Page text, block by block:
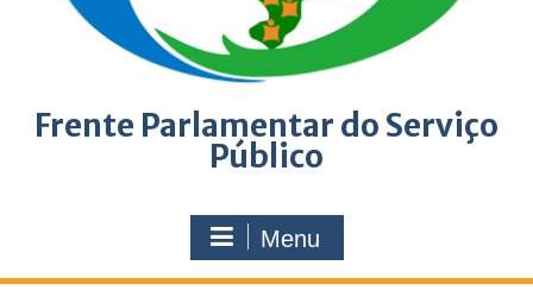
Frente Parlamentar do Serviço
Público
Menu